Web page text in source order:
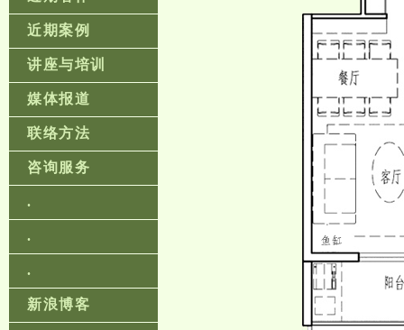
近期案例
讲座与培训
媒体报道
联络方法
咨询服务
.
.
.
新浪博客